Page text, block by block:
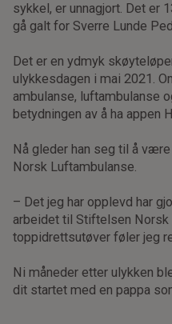
sykkel, er unnagjort. Det er
gå galt for Sverre Lunde
Det er en ydmyk
ulykkesdagen i mai 2021.
ambulanse, luftambulanse
betydningen av å ha appen
Nå gleder han seg til å
Norsk Luftambulanse.
– Det jeg har opplevd har
arbeidet til Stiftelsen Norsk
toppidrettsutøver føler jeg
Ni måneder etter ulykken
dit startet med en pappa